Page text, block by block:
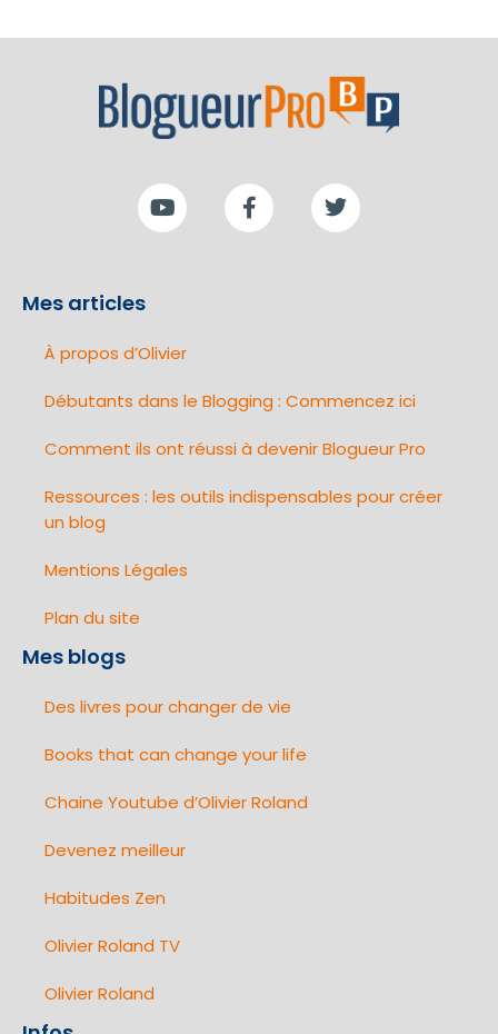
Mes articles
À propos d’Olivier
Débutants dans le Blogging : Commencez ici
Comment ils ont réussi à devenir Blogueur Pro
Ressources : les outils indispensables pour créer
un blog
Mentions Légales
Plan du site
Mes blogs
Des livres pour changer de vie
Books that can change your life
Chaine Youtube d’Olivier Roland
Devenez meilleur
Habitudes Zen
Olivier Roland TV
Olivier Roland